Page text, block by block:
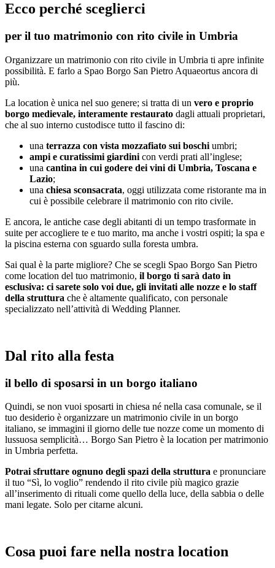
Ecco perché sceglierci
per il tuo matrimonio con rito civile in Umbria
Organizzare un matrimonio con rito civile in Umbria ti apre infinite
possibilità. E farlo a Spao Borgo San Pietro Aquaeortus ancora di
più.
La location è unica nel suo genere; si tratta di un vero e proprio
borgo medievale, interamente restaurato dagli attuali proprietari,
che al suo interno custodisce tutto il fascino di:
una terrazza con vista mozzafiato sui boschi umbri;
ampi e curatissimi giardini con verdi prati all’inglese;
una cantina in cui godere dei vini di Umbria, Toscana e
Lazio;
una chiesa sconsacrata, oggi utilizzata come ristorante ma in
cui è possibile celebrare il matrimonio con rito civile.
E ancora, le antiche case degli abitanti di un tempo trasformate in
suite per accogliere te e tuo marito, ma anche i vostri ospiti; la spa e
la piscina esterna con sguardo sulla foresta umbra.
Sai qual è la parte migliore? Che se scegli Spao Borgo San Pietro
come location del tuo matrimonio, il borgo ti sarà dato in
esclusiva: ci sarete solo voi due, gli invitati alle nozze e lo staff
della struttura che è altamente qualificato, con personale
specializzato nell’attività di Wedding Planner.
Dal rito alla festa
il bello di sposarsi in un borgo italiano
Quindi, se non vuoi sposarti in chiesa né nella casa comunale, se il
tuo desiderio è organizzare un matrimonio civile in un borgo
italiano, se immagini il giorno delle tue nozze come un momento di
lussuosa semplicità… Borgo San Pietro è la location per matrimonio
in Umbria perfetta.
Potrai sfruttare ognuno degli spazi della struttura e pronunciare
il tuo “Sì, lo voglio” rendendo il rito civile più magico grazie
all’inserimento di rituali come quello della luce, della sabbia o delle
mani legate. Solo per citarne alcuni.
Cosa puoi fare nella nostra location